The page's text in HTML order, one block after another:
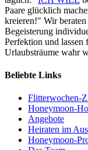
Paare glücklich
kreieren!" Wir beraten
Begeisterung
Perfektion und lassen
Urlaubsträume wahr
Beliebte Links
Flitterwochen-
Honeymoon-
Angebote
Heiraten im
Honeymoon-